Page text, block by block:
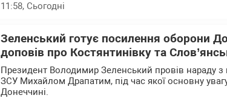
11:58, Сьогодні
Зеленський готує посилення оборони
доповів про Костянтинівку та
Президент Володимир Зеленський провів нараду
ЗСУ Михайлом Драпатим, під час якої основну
Донеччині.